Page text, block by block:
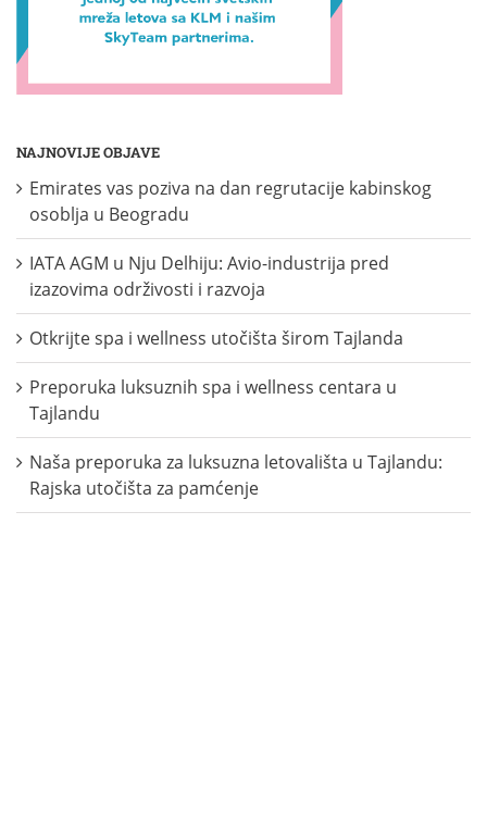
NAJNOVIJE OBJAVE
Emirates vas poziva na dan regrutacije kabinskog
osoblja u Beogradu
IATA AGM u Nju Delhiju: Avio-industrija pred
izazovima održivosti i razvoja
Otkrijte spa i wellness utočišta širom Tajlanda
Preporuka luksuznih spa i wellness centara u
Tajlandu
Naša preporuka za luksuzna letovališta u Tajlandu:
Rajska utočišta za pamćenje